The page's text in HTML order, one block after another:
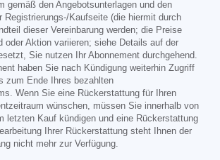
gemäß den Angebotsunterlagen und den
Registrierungs-/Kaufseite (die hiermit durch
dieser Vereinbarung werden; die Preise
oder Aktion variieren; siehe Details auf der
Sie nutzen Ihr Abonnement durchgehend.
haben Sie nach Kündigung weiterhin Zugriff
zum Ende Ihres bezahlten
Wenn Sie eine Rückerstattung für Ihren
wünschen, müssen Sie innerhalb von
letzten Kauf kündigen und eine Rückerstattung
Ihrer Rückerstattung steht Ihnen der
nicht mehr zur Verfügung.